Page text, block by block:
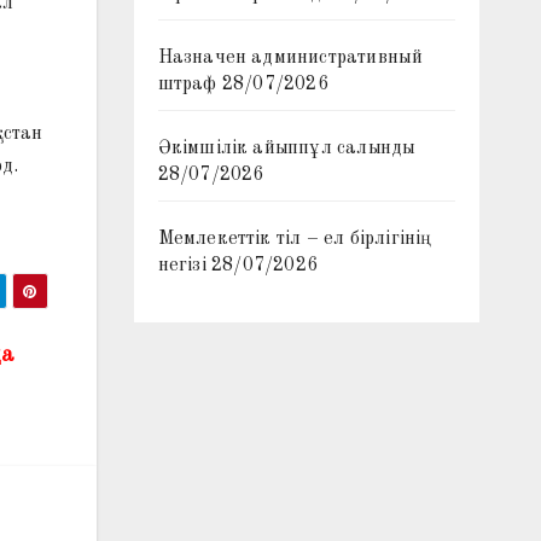
Назначен административный
штраф 28/07/2026
Әкімшілік айыппұл салынды
28/07/2026
Мемлекеттік тіл – ел бірлігінің
негізі 28/07/2026